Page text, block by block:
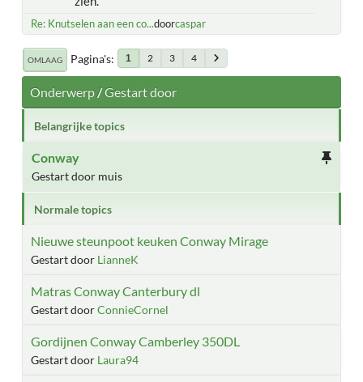
Re: Knutselen aan een co...doorcaspar
OMLAAG Pagina's 1 2 3 4
Onderwerp/Gestart door
Belangrijke topics
Conway
Gestart door muis
Normale topics
Nieuwe steunpoot keuken Conway Mirage
Gestart door LianneK
Matras Conway Canterbury dl
Gestart doorConnieCornel
Gordijnen Conway Camberley 350DL
Gestart door Laura94